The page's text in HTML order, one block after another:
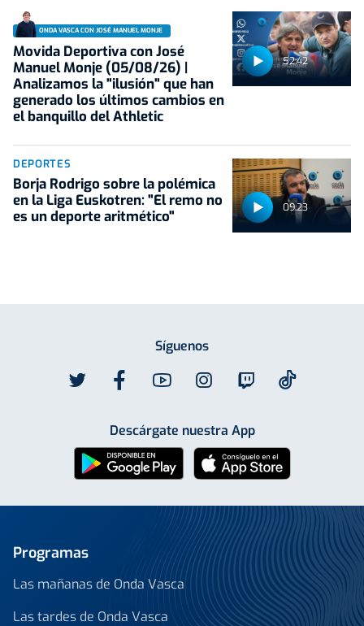
52:42
ONDA VASCA CON JOSÉ MANUEL MONJE
Movida Deportiva con José
Manuel Monje (05/08/26) |
Analizamos la "ilusión" que han
generado los últimos cambios en
el banquillo del Athletic
09:23
DEPORTES
Borja Rodrigo sobre la polémica
en la Liga Euskotren: "El remo no
es un deporte aritmético"
Síguenos
Descárgate nuestra App
Programas
Las mañanas de Onda Vasca
Las tardes de Onda Vasca